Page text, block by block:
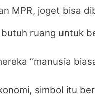
MPR, joget bisa
ruang untuk
“manusia
simbol itu